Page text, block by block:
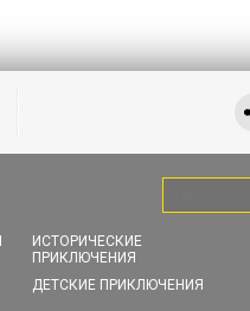
ИСТОРИЧЕСКИЕ
ПРИКЛЮЧЕНИЯ
ДЕТСКИЕ ПРИКЛЮЧЕНИЯ